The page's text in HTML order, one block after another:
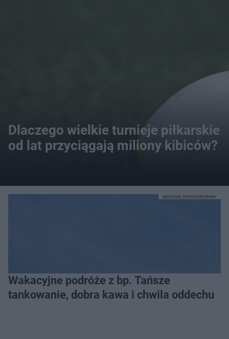
Dlaczego wielkie turnieje piłkarskie
od lat przyciągają miliony kibiców?
Wakacyjne podróże z bp. Tańsze
tankowanie, dobra kawa i chwila oddechu
MATERIAŁ SPONSOROWANY